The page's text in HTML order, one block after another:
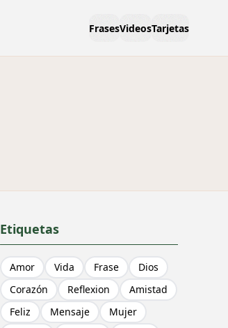
FrasesVideosTarjetas
Etiquetas
Amor Vida Frase
Dios
Corazón
Reflexion
Amistad
Feliz
Mensaje
Mujer